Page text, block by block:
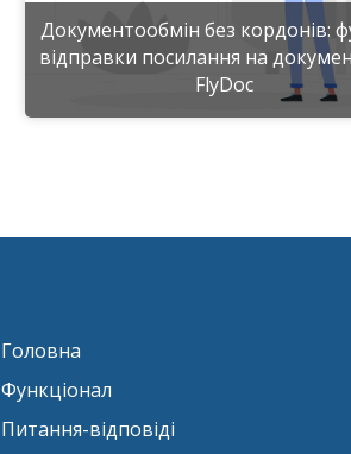
Документообмін без кордонів:
відправки посилання на
FlyDoc
Головна
Функціонал
Питання-відповіді